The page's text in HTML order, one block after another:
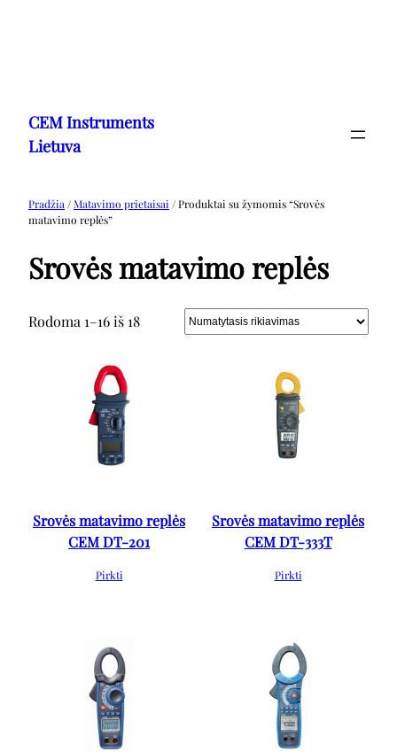
turinio
CEM Instruments
Lietuva
Pradžia /Matavimo prietaisai / Produktai su žymomis “Srovės
matavimo replės”
Srovės matavimo replės
Rodoma 1–16 iš 18
Srovės matavimo replės
CEM DT-201
Pirkti
Srovės matavimo replės
CEM DT-333T
Pirkti